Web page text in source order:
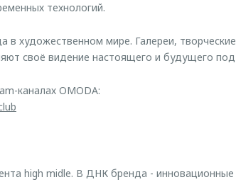
технологий.
в художественном мире. Галереи,
своё видение настоящего и будущего
каналах OMODA:
high midle. В ДНК бренда - инновационные